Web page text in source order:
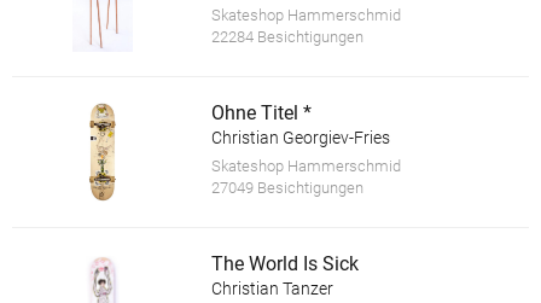
Skateshop Hammerschmid
22284 Besichtigungen
Ohne Titel *
Christian Georgiev-Fries
Skateshop Hammerschmid
27049 Besichtigungen
The World Is Sick
Christian Tanzer